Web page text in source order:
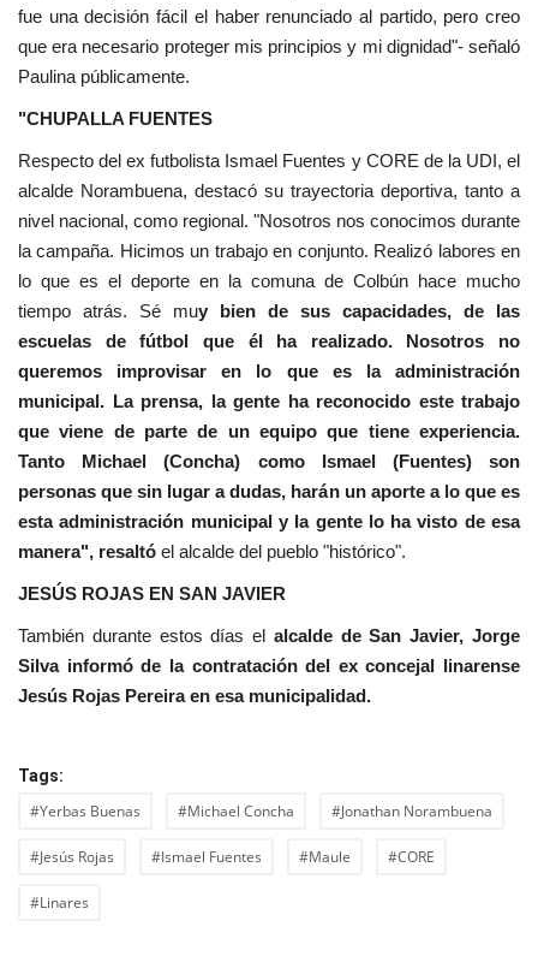
fue una decisión fácil el haber renunciado al partido, pero creo
que era necesario proteger mis principios y mi dignidad"- señaló
Paulina públicamente.
"CHUPALLA FUENTES
Respecto del ex futbolista Ismael Fuentes y CORE de la UDI, el
alcalde Norambuena, destacó su trayectoria deportiva, tanto a
nivel nacional, como regional. "Nosotros nos conocimos durante
la campaña. Hicimos un trabajo en conjunto. Realizó labores en
lo que es el deporte en la comuna de Colbún hace mucho
tiempo atrás. Sé muy bien de sus capacidades, de las
escuelas de fútbol que él ha realizado. Nosotros no
queremos improvisar en lo que es la administración
municipal. La prensa, la gente ha reconocido este trabajo
que viene de parte de un equipo que tiene experiencia.
Tanto Michael (Concha) como Ismael (Fuentes) son
personas que sin lugar a dudas, harán un aporte a lo que es
esta administración municipal y la gente lo ha visto de esa
manera", resaltó el alcalde del pueblo "histórico".
JESÚS ROJAS EN SAN JAVIER
También durante estos días el alcalde de San Javier, Jorge
Silva informó de la contratación del ex concejal linarense
Jesús Rojas Pereira en esa municipalidad.
Tags:
#Yerbas Buenas #Michael Concha #Jonathan Norambuena
#Jesús Rojas #Ismael Fuentes #Maule #CORE
#Linares